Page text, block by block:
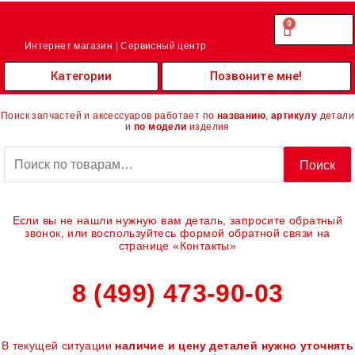
Перейти
Интернет магазин | Сервисный центр
0.00
0
Cart
Категории Позвоните мне!
Поиск запчастей и аксессуаров работает по названию артикулу детали
и по модели изделия
Поиск
Если вы не нашли нужную вам деталь, запросите обратный
звонок, или воспользуйтесь формой обратной связи на
странице «Контакты»
8 (499) 473-90-03
В текущей ситуации наличие и цену деталей нужно уточнять